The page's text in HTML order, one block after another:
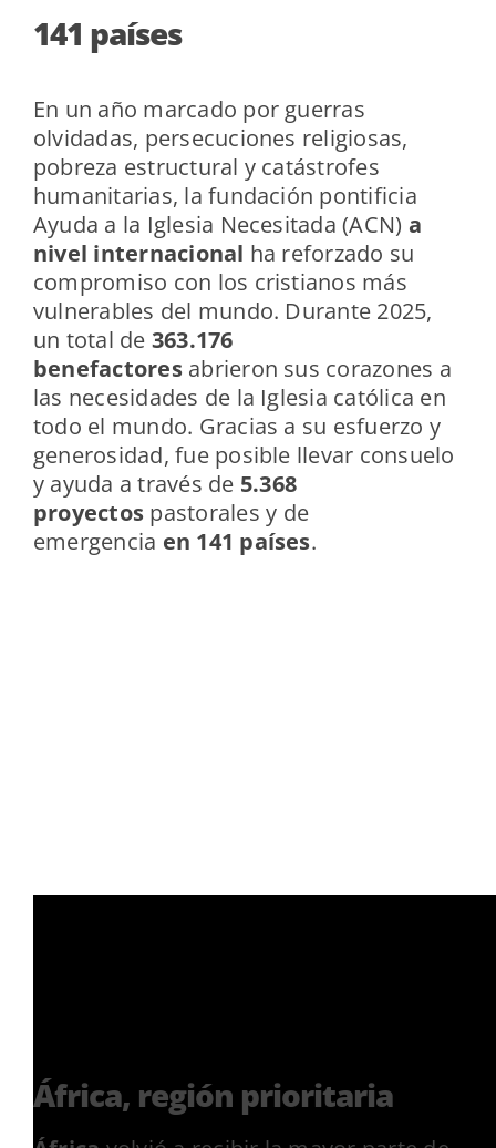
141 países
En un año marcado por guerras
olvidadas, persecuciones religiosas,
pobreza estructural y catástrofes
humanitarias, la fundación pontificia
Ayuda a la Iglesia Necesitada (ACN) a
nivel internacional ha reforzado su
compromiso con los cristianos más
vulnerables del mundo. Durante 2025,
un total de 363.176
benefactoresabrieron sus corazones a
las necesidades de la Iglesia católica en
todo el mundo. Gracias a su esfuerzo y
generosidad, fue posible llevar consuelo
y ayuda a través de 5.368
proyectos pastorales y de
emergencia en 141 países.
África, región prioritaria